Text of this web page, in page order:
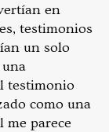
en
testimonios
un solo
testimonio
como una
me parece